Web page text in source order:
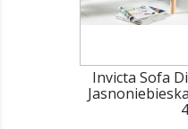
Invicta Sofa